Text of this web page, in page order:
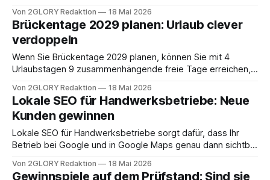
Tag ohne unnötigen Stress zu gestalten. Der
entscheidende Hebel ist die Kombination aus
altersgerechtem Ziel, realistischer Zeitplanung und einem
belastbaren Plan B, falls Wetter oder Wartezeiten
Von 2GLORY Redaktion 18 Mai 2026
Brückentage 2029 planen: Urlaub clever
verdoppeln
Wenn Sie Brückentage 2029 planen, können Sie mit 4
Urlaubstagen 9 zusammenhängende freie Tage erreichen,
06.04.2029. Die Logik ist einfach: Sie kombinieren einen
gesetzlichen Feiertag mit einem Wochenende und
beantragen nur die Werktage dazwischen als Urlaub. 2029
Von 2GLORY Redaktion 18 Mai 2026
Lokale SEO für Handwerksbetriebe: Neue
Kunden gewinnen
Lokale SEO für Handwerksbetriebe sorgt dafür, dass Ihr
Betrieb bei Google und in Google Maps genau dann sichtbar
und Sie sonst den Auftrag an einen besser auffindbaren
Von 2GLORY Redaktion 18 Mai 2026
Gewinnspiele auf dem Prüfstand: Sind sie